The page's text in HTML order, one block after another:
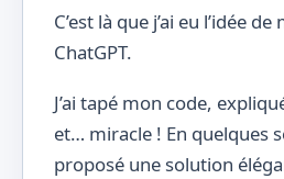
C’est là que j’ai eu l’idée
ChatGPT.
J’ai tapé mon code,
et… miracle ! En quelques
proposé une solution